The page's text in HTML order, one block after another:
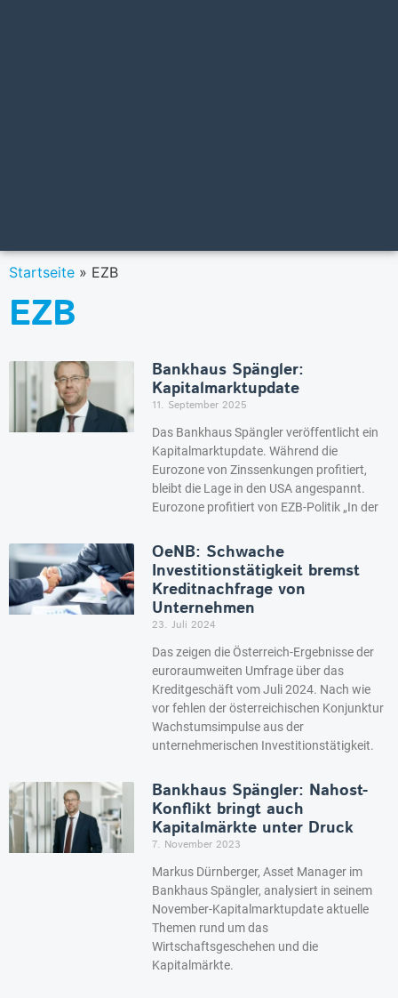
Startseite » EZB
EZB
Bankhaus Spängler:
Kapitalmarktupdate
11. September 2025
Das Bankhaus Spängler veröffentlicht ein
Kapitalmarktupdate. Während die
Eurozone von Zinssenkungen profitiert,
bleibt die Lage in den USA angespannt.
Eurozone profitiert von EZB-Politik „In der
OeNB: Schwache
Investitionstätigkeit bremst
Kreditnachfrage von
Unternehmen
23. Juli 2024
Das zeigen die Österreich-Ergebnisse der
euroraumweiten Umfrage über das
Kreditgeschäft vom Juli 2024. Nach wie
vor fehlen der österreichischen Konjunktur
Wachstumsimpulse aus der
unternehmerischen Investitionstätigkeit.
Bankhaus Spängler: Nahost-
Konflikt bringt auch
Kapitalmärkte unter Druck
7. November 2023
Markus Dürnberger, Asset Manager im
Bankhaus Spängler, analysiert in seinem
November-Kapitalmarktupdate aktuelle
Themen rund um das
Wirtschaftsgeschehen und die
Kapitalmärkte.